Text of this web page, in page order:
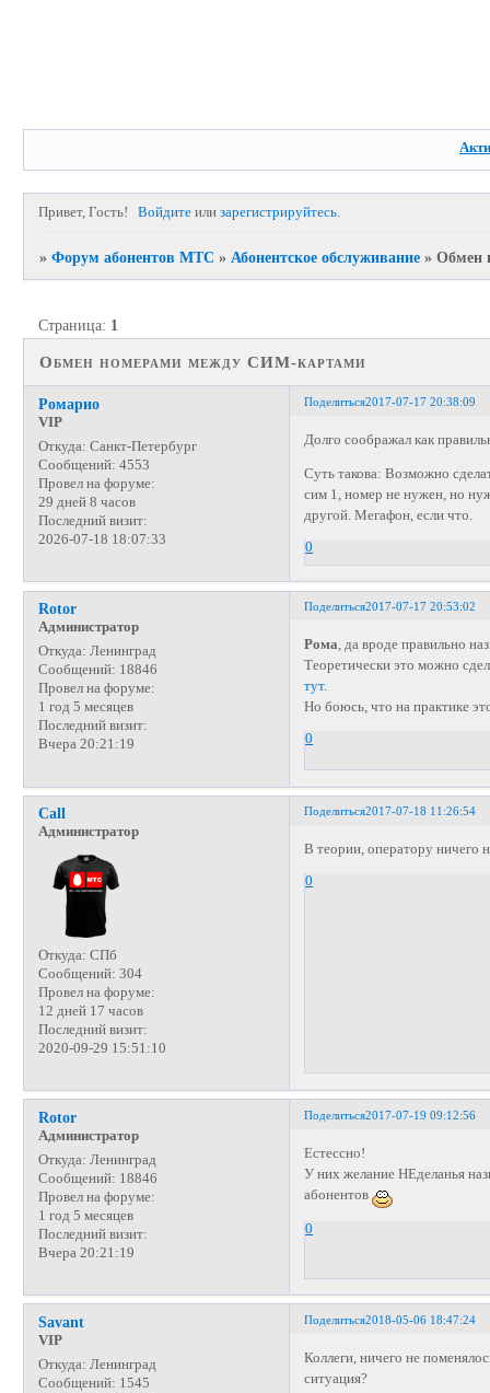
Привет, Гость! Войдите илизарегистрируйтесь.
»Форум абонентов МТС » Абонентское обслуживание »Обмен
Обмен номерами между СИМ-картами
Страница: 1
Поделиться2017-07-17 20:38:09
Ромарио
VIP
Откуда: Санкт-Петербург
Сообщений: 4553
Провел на форуме:
29 дней 8 часов
Последний визит:
2026-07-18 18:07:33
Долго соображал как
Суть такова: Возможно
сим 1, номер не нужен, но
другой. Мегафон, если что.
0
Поделиться2017-07-17 20:53:02
Rotor
Администратор
Откуда: Ленинград
Сообщений: 18846
Провел на форуме:
1 год 5 месяцев
Последний визит:
Вчера 20:21:19
Рома, да вроде правильно
Теоретически это можно
тут.
Но боюсь, что на практике
0
Поделиться2017-07-18 11:26:54
Call
Администратор
Откуда: СПб
Сообщений: 304
Провел на форуме:
12 дней 17 часов
Последний визит:
2020-09-29 15:51:10
В теории, оператору ничего
0
Поделиться2017-07-19 09:12:56
Rotor
Администратор
Откуда: Ленинград
Сообщений: 18846
Провел на форуме:
1 год 5 месяцев
Последний визит:
Вчера 20:21:19
Естессно!
У них желание НЕделанья
абонентов
0
Поделиться2018-05-06 18:47:24
Savant
VIP
Откуда: Ленинград
Сообщений: 1545
Коллеги, ничего не
ситуация?